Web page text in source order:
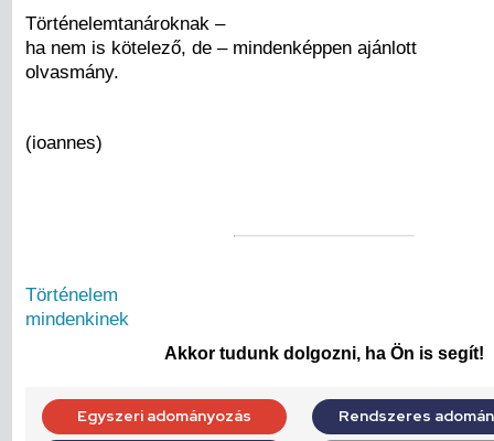
Történelemtanároknak –
ha nem is kötelező, de – mindenképpen ajánlott
olvasmány.
(ioannes)
Történelem
mindenkinek
Akkor tudunk dolgozni, ha Ön is segít!